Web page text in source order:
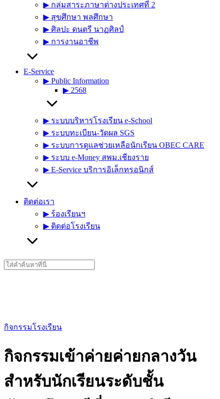
▶︎ กลุ่มสาระภาษาต่างประเทศที่ 2
▶︎ สุขศึกษา พลศึกษา
▶︎ ศิลปะ ดนตรี นาฏศิลป์
▶︎ การงานอาชีพ
E-Service
▶︎ Public Information
▶︎ 2568
▶︎ ระบบบริหารโรงเรียน e-School
▶︎ ระบบทะเบียน-วัดผล SGS
▶︎ ระบบการดูแลช่วยเหลือนักเรียน OBEC CARE
▶︎ ระบบ e-Money สพม.เชียงราย
▶︎ E-Service บริการอิเล็กทรอนิกส์
ติดต่อเรา
▶︎ ร้องเรียนฯ
▶︎ ติดต่อโรงเรียน
Search
for:
กิจกรรมโรงเรียน
กิจกรรมเข้าค่ายค่ายกลางวัน
สำหรับนักเรียนระดับชั้น